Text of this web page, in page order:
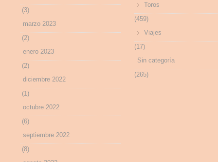
(3)
marzo 2023
(2)
enero 2023
(2)
diciembre 2022
(1)
octubre 2022
(6)
septiembre 2022
(8)
Toros
(459)
Viajes
(17)
Sin categoría
(265)